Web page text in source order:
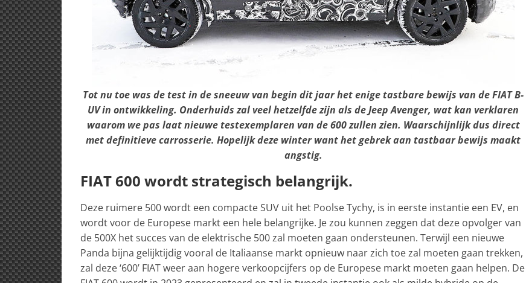
Tot nu toe was de test in de sneeuw van begin dit jaar het enige tastbare bewijs van de FIAT B-
UV in ontwikkeling. Onderhuids zal veel hetzelfde zijn als de Jeep Avenger, wat kan verklaren
waarom we pas laat nieuwe testexemplaren van de 600 zullen zien. Waarschijnlijk dus direct
met definitieve carrosserie. Hopelijk deze winter want het gebrek aan tastbaar bewijs maakt
angstig.
FIAT 600 wordt strategisch belangrijk.
Deze ruimere 500 wordt een compacte SUV uit het Poolse Tychy, is in eerste instantie een EV, en
wordt voor de Europese markt een hele belangrijke. Je zou kunnen zeggen dat deze opvolger van
de 500X het succes van de elektrische 500 zal moeten gaan ondersteunen. Terwijl een nieuwe
Panda bijna gelijktijdig vooral de Italiaanse markt opnieuw naar zich toe zal moeten gaan trekken,
zal deze ‘600’ FIAT weer aan hogere verkoopcijfers op de Europese markt moeten gaan helpen. De